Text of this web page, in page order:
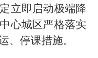
立即启动极端降
心城区严格落实
、停课措施。